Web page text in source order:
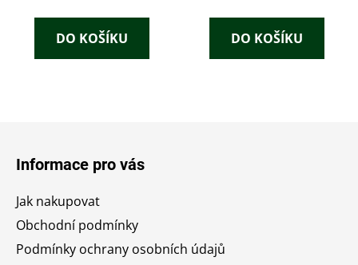
DO KOŠÍKU DO KOŠÍKU
Informace pro vás
Jak nakupovat
Obchodní podmínky
Podmínky ochrany osobních údajů